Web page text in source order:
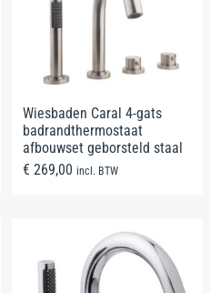
Wiesbaden Caral 4-gats
badrandthermostaat
afbouwset geborsteld staal
€ 269,00 incl. BTW